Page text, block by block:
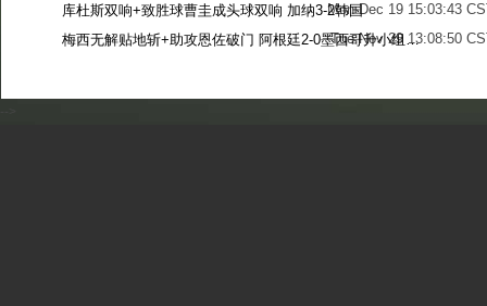
Mon Dec 19 15:03:43
库杜斯双响+致胜球曹圭成头球双响 加纳3-2韩国
Tue Nov 29 13:08:50
梅西无解贴地斩+助攻恩佐破门 阿根廷2-0墨西哥升小组第二